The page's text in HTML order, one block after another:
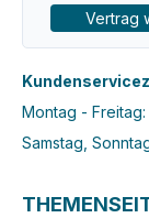
Vertrag
Montag -
Samstag,